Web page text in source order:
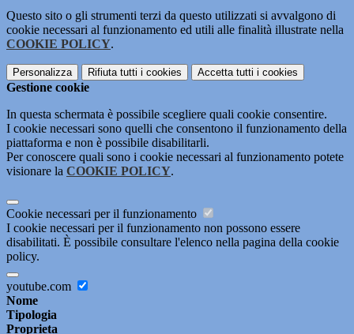
Questo sito o gli strumenti terzi da questo utilizzati si avvalgono di
cookie necessari al funzionamento ed utili alle finalità illustrate nella
COOKIE POLICY.
Personalizza Rifiuta tutti i cookies Accetta tutti i cookies
Gestione cookie
In questa schermata è possibile scegliere quali cookie consentire.
I cookie necessari sono quelli che consentono il funzionamento della
piattaforma e non è possibile disabilitarli.
Per conoscere quali sono i cookie necessari al funzionamento potete
visionare la COOKIE POLICY.
Cookie necessari per il funzionamento
I cookie necessari per il funzionamento non possono essere
disabilitati. È possibile consultare l'elenco nella pagina della cookie
policy.
youtube.com
Nome
Tipologia
Proprieta